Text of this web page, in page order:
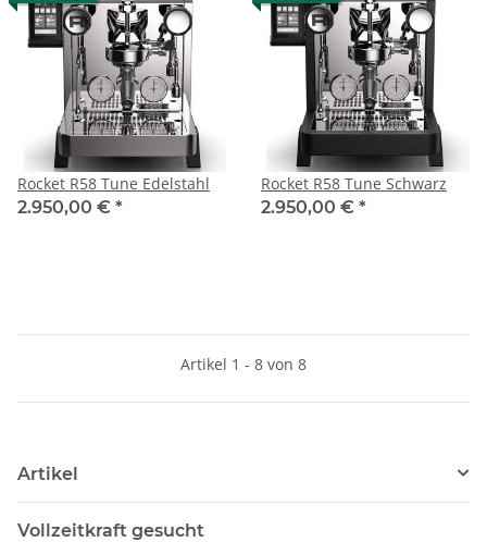
Rocket R58 Tune Edelstahl
2.950,00 € *
Rocket R58 Tune Schwarz
2.950,00 € *
Artikel 1 - 8 von 8
Artikel
Vollzeitkraft gesucht